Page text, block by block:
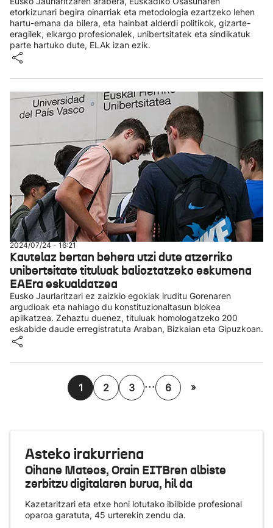
etorkizunari begira oinarriak eta metodologia ezartzeko lehen
hartu-emana da bilera, eta hainbat alderdi politikok, gizarte-
eragilek, elkargo profesionalek, unibertsitatek eta sindikatuk
parte hartuko dute, ELAk izan ezik.
2024/07/24 - 16:21
Kautelaz bertan behera utzi dute atzerriko
unibertsitate tituluak balioztatzeko eskumena
EAEra eskualdatzea
Eusko Jaurlaritzari ez zaizkio egokiak iruditu Gorenaren
argudioak eta nahiago du konstituzionaltasun blokea
aplikatzea. Zehaztu duenez, tituluak homologatzeko 200
eskabide daude erregistratuta Araban, Bizkaian eta Gipuzkoan.
1 2 3 ... 6 »
Asteko irakurriena
Oihane Mateos, Orain EITBren albiste
zerbitzu digitalaren burua, hil da
Kazetaritzari eta etxe honi lotutako ibilbide profesional
oparoa garatuta, 45 urterekin zendu da.